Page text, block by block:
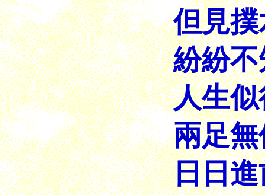
但見
紛紛
人生
兩足
日日